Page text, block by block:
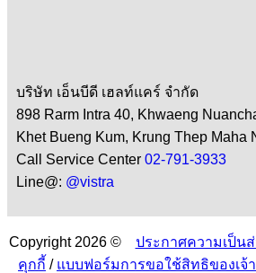
บริษัท เอ็นบีดี เฮลท์แคร์ จำกัด
898 Rarm Intra 40, Khwaeng
Khet Bueng Kum, Krung Thep Maha
Call Service Center 02-791-3933
Line@: @vistra
Copyright 2026 © ประกาศความเป็น
คุกกี้ / แบบฟอร์มการขอใช้สิทธิของเ